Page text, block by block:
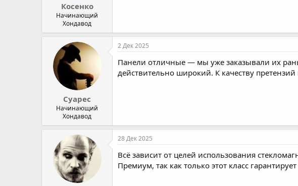
Косенко
Начинающий
Хондавод
Суарес
Начинающий
Хондавод
2 Дек 2025
Панели отличные — мы уже заказывали их
действительно широкий. К качеству
28 Дек 2025
Всё зависит от целей использования
Премиум, так как только этот класс